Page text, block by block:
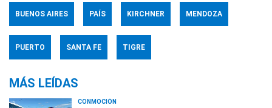
BUENOS AIRES PAÍS KIRCHNER MENDOZA
PUERTO SANTA FE TIGRE
MÁS LEÍDAS
CONMOCIÓN